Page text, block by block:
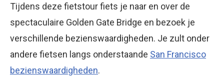
Tijdens deze fietstour fiets je naar en over de
spectaculaire Golden Gate Bridge en bezoek je
verschillende bezienswaardigheden. Je zult onder
andere fietsen langs onderstaande San Francisco
bezienswaardigheden.